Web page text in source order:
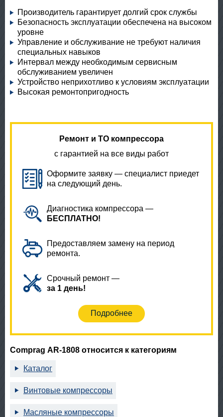
Производитель гарантирует долгий срок службы
Безопасность эксплуатации обеспечена на высоком
уровне
Управление и обслуживание не требуют наличия
специальных навыков
Интервал между необходимым сервисным
обслуживанием увеличен
Устройство неприхотливо к условиям эксплуатации
Высокая ремонтопригодность
Ремонт и ТО компрессора
с гарантией на все виды работ
Оформите заявку — специалист приедет
на следующий день.
Диагностика компрессора —
БЕСПЛАТНО!
Предоставляем замену на период
ремонта.
Срочный ремонт —
за 1 день!
Подробнее
Comprag АR-1808 относится к категориям
Каталог
Винтовые компрессоры
Масляные компрессоры